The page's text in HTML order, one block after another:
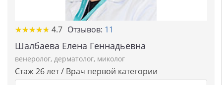
★★★★★
★★★★★ 4.7 Отзывов: 11
Шалбаева Елена Геннадьевна
венеролог, дерматолог, миколог
Стаж 26 лет / Врач первой категории